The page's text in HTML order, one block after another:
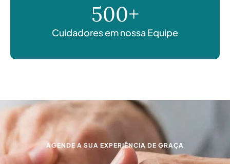
Cuidadores em nossa Equipe
500+
AGENDE A SUA EXPERIÊNCIA DE GRAÇA